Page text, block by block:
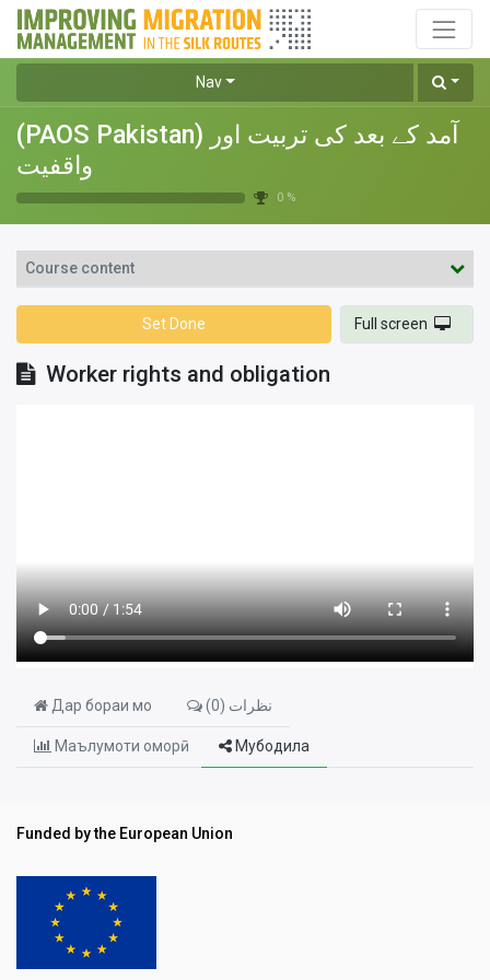
Nav
(PAOS Pakistan) آمد کے بعد کی تربیت اور
واقفیت
0 %
Course content
Worker rights and obligation
Set Done Full screen
Дар бораи мо نظرات (0
)
Маълумоти оморӣ Мубодила
Funded by the European Union